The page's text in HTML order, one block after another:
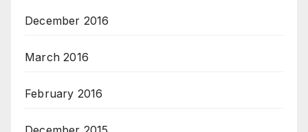
December 2016
March 2016
February 2016